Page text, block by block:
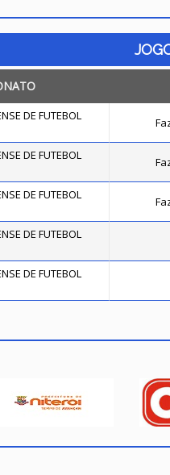
DE FUTEBOL
DE FUTEBOL
DE FUTEBOL
DE FUTEBOL
DE FUTEBOL